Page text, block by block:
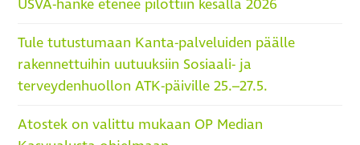
USVA-hanke etenee pilottiin kesällä 2026
Tule tutustumaan Kanta-palveluiden päälle
rakennettuihin uutuuksiin Sosiaali- ja
terveydenhuollon ATK-päiville 25.–27.5.
Atostek on valittu mukaan OP Median